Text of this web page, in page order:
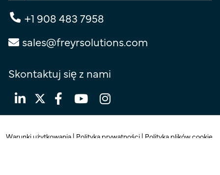
+1 908 483 7958
sales@freyrsolutions.com
Skontaktuj się z nami
Warunki użytkowania | Polityka prywatności | Polityka plików cookie